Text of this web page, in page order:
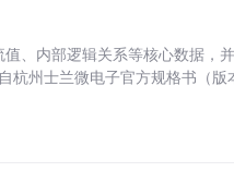
、内部逻辑关系等核心数据，
杭州士兰微电子官方规格书（版